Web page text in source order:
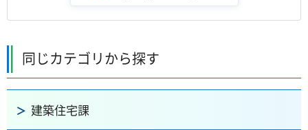
同じカテゴリから探す
建築住宅課